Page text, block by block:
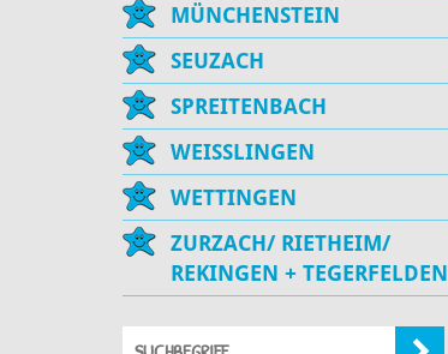
MÜNCHENSTEIN
SEUZACH
SPREITENBACH
WEISSLINGEN
WETTINGEN
ZURZACH/ RIETHEIM/
REKINGEN + TEGERFELDEN